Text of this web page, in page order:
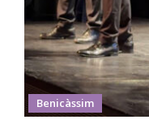
Benicàssim